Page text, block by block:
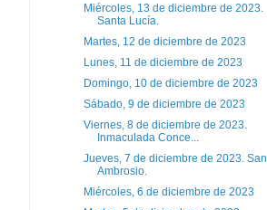
Miércoles, 13 de diciembre de 2023.
Santa Lucía.
Martes, 12 de diciembre de 2023
Lunes, 11 de diciembre de 2023
Domingo, 10 de diciembre de 2023
Sábado, 9 de diciembre de 2023
Viernes, 8 de diciembre de 2023.
Inmaculada Conce...
Jueves, 7 de diciembre de 2023. San
Ambrosio.
Miércoles, 6 de diciembre de 2023